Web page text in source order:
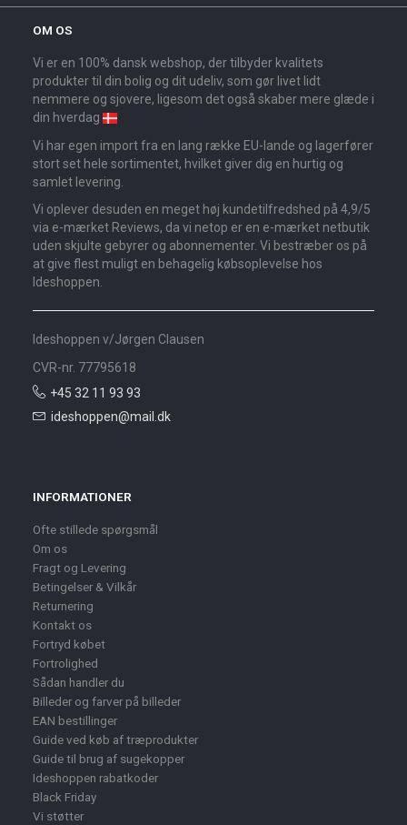
OM OS
Vi er en 100% dansk webshop, der tilbyder kvalitets
produkter til din bolig og dit udeliv, som gør livet lidt
nemmere og sjovere, ligesom det også skaber mere glæde i
din hverdag
Vi har egen import fra en lang række EU-lande og lagerfører
stort set hele sortimentet, hvilket giver dig en hurtig og
samlet levering.
Vi oplever desuden en meget høj kundetilfredshed på 4,9/5
via e-mærket Reviews, da vi netop er en e-mærket netbutik
uden skjulte gebyrer og abonnementer. Vi bestræber os på
at give flest muligt en behagelig købsoplevelse hos
Ideshoppen.
Ideshoppen v/Jørgen Clausen
CVR-nr. 77795618
+45 32 11 93 93
ideshoppen@mail.dk
INFORMATIONER
Ofte stillede spørgsmål
Om os
Fragt og Levering
Betingelser & Vilkår
Returnering
Kontakt os
Fortryd købet
Fortrolighed
Sådan handler du
Billeder og farver på billeder
EAN bestillinger
Guide ved køb af træprodukter
Guide til brug af sugekopper
Ideshoppen rabatkoder
Black Friday
Vi støtter